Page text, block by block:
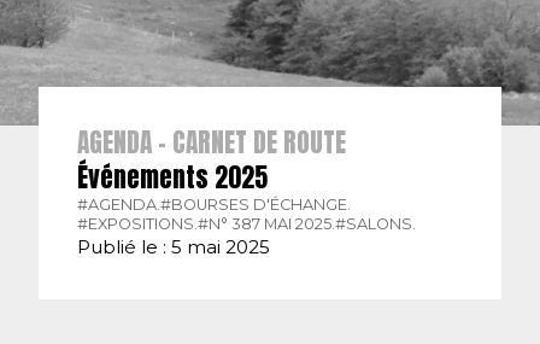
AGENDA - CARNET DE ROUTE
Événements 2025
#AGENDA. #BOURSES D'ÉCHANGE.
#EXPOSITIONS. #N° 387 MAI 2025. #SALONS.
Publié le : 5 mai 2025